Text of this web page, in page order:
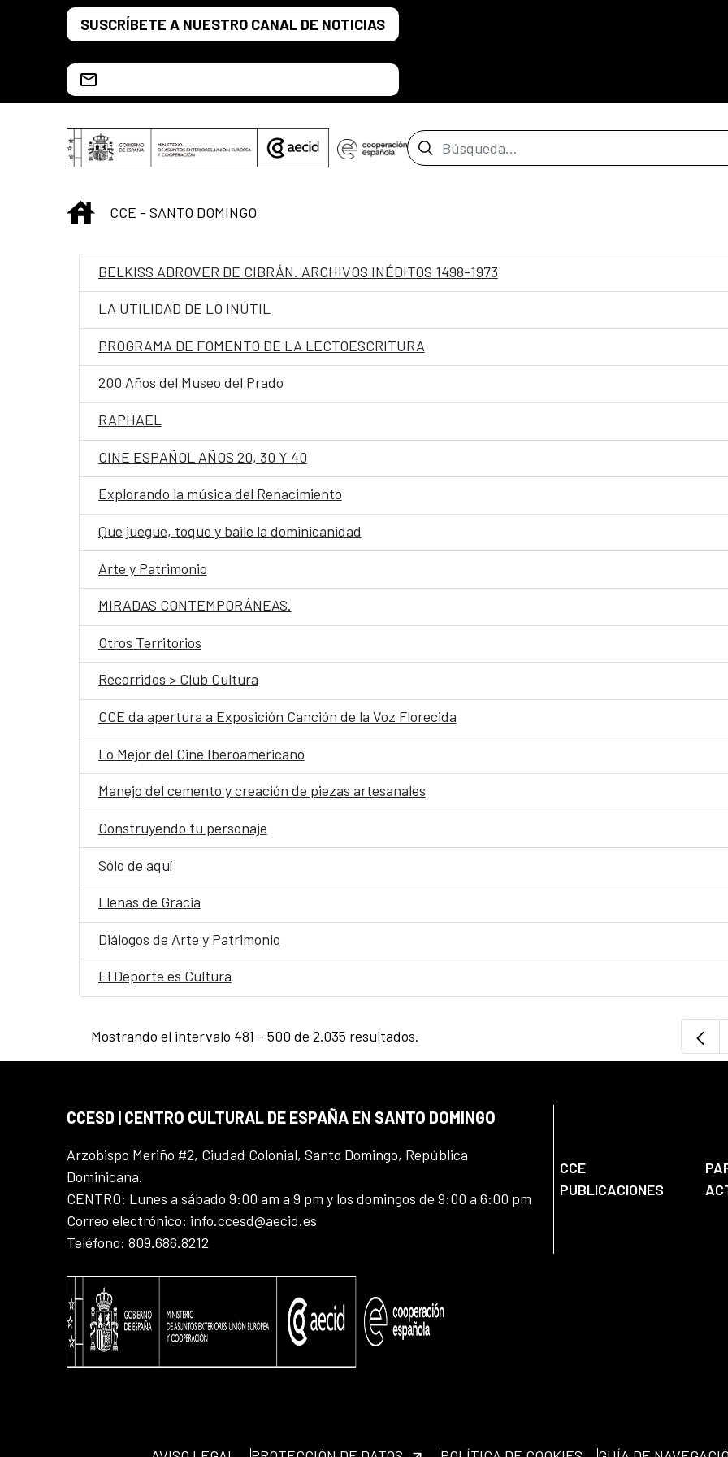
Saltar al contenido principal
SUSCRÍBETE A NUESTRO CANAL DE NOTICIAS
Barra de búsqueda
INICIO
CCE - SANTO DOMINGO
BELKISS ADROVER DE CIBRÁN. ARCHIVOS INÉDITOS 1498-1973
LA UTILIDAD DE LO INÚTIL
PROGRAMA DE FOMENTO DE LA LECTOESCRITURA
200 Años del Museo del Prado
RAPHAEL
CINE ESPAÑOL AÑOS 20, 30 Y 40
Explorando la música del Renacimiento
Que juegue, toque y baile la dominicanidad
Arte y Patrimonio
MIRADAS CONTEMPORÁNEAS.
Otros Territorios
Recorridos > Club Cultura
CCE da apertura a Exposición Canción de la Voz Florecida
Lo Mejor del Cine Iberoamericano
Manejo del cemento y creación de piezas artesanales
Construyendo tu personaje
Sólo de aquí
Llenas de Gracia
Diálogos de Arte y Patrimonio
El Deporte es Cultura
Mostrando el intervalo 481 - 500 de 2.035 resultados.
CCESD | CENTRO CULTURAL DE ESPAÑA EN SANTO DOMINGO
Arzobispo Meriño #2, Ciudad Colonial, Santo Domingo, República
Dominicana.
CENTRO: Lunes a sábado 9:00 am a 9 pm y los domingos de 9:00 a 6:00 pm
Correo electrónico: info.ccesd@aecid.es
Teléfono: 809.686.8212
CCE
PUBLICACIONES